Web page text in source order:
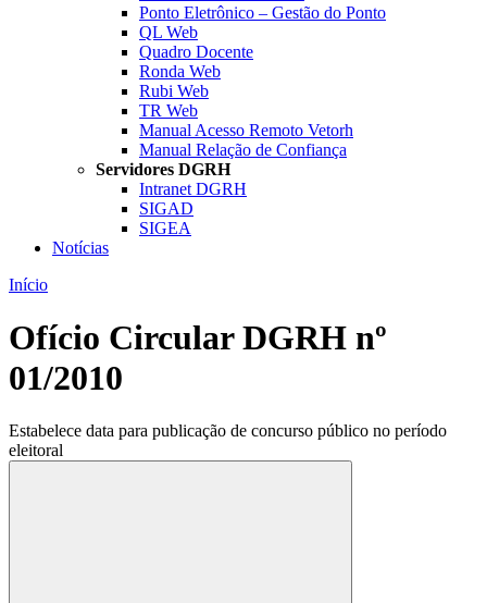
Ponto Eletrônico – Gestão do Ponto
QL Web
Quadro Docente
Ronda Web
Rubi Web
TR Web
Manual Acesso Remoto Vetorh
Manual Relação de Confiança
Servidores DGRH
Intranet DGRH
SIGAD
SIGEA
Notícias
Início
Ofício Circular DGRH nº
01/2010
Estabelece data para publicação de concurso público no período
eleitoral